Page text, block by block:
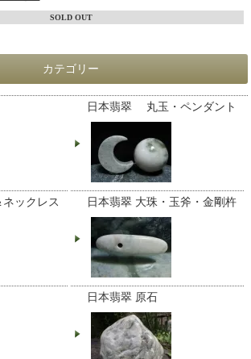
SOLD OUT
カテゴリー
日本翡翠 丸玉・ペンダント
ネックレス 日本翡翠 大珠・玉斧・金剛杵
日本翡翠 原石